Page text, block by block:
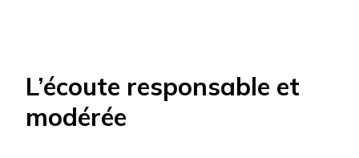
L’écoute responsable et
modérée